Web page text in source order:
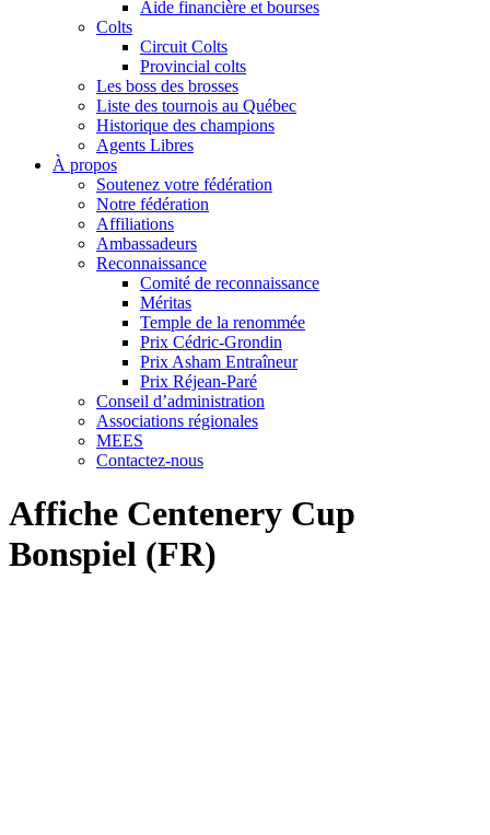
Aide financière et bourses
Colts
Circuit Colts
Provincial colts
Les boss des brosses
Liste des tournois au Québec
Historique des champions
Agents Libres
À propos
Soutenez votre fédération
Notre fédération
Affiliations
Ambassadeurs
Reconnaissance
Comité de reconnaissance
Méritas
Temple de la renommée
Prix Cédric-Grondin
Prix Asham Entraîneur
Prix Réjean-Paré
Conseil d’administration
Associations régionales
MEES
Contactez-nous
Affiche Centenery Cup
Bonspiel (FR)